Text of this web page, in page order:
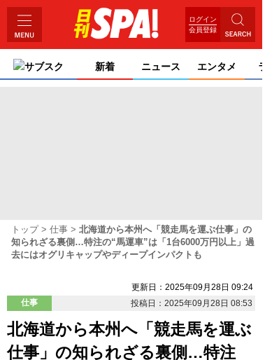
ログイン
会員登録
サブスク 新着 ニュース エンタメ
トップ 仕事
北海道から本州へ「競走馬を運ぶ仕事」の
知られざる裏側…特注の“馬運車”は「1台6000万円以上」過
去にはオグリキャップやディープインパクトも
更新日：2025年09月28日 09:24
仕事
投稿日：2025年09月28日 08:53
北海道から本州へ「競走馬を運ぶ
仕事」の知られざる裏側…特注